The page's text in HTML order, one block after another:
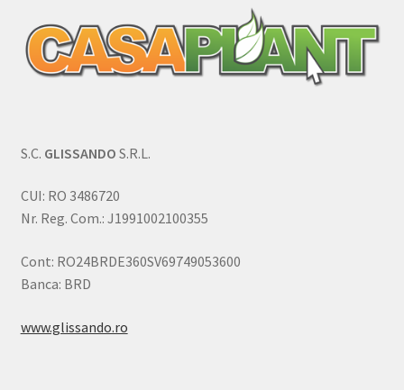
S.C. GLISSANDO S.R.L.
CUI: RO 3486720
Nr. Reg. Com.: J1991002100355
Cont: RO24BRDE360SV69749053600
Banca: BRD
www.glissando.ro